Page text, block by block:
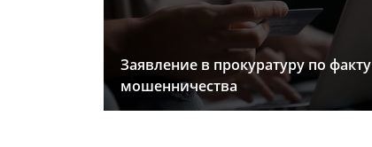
Заявление в прокуратуру по факту
мошенничества